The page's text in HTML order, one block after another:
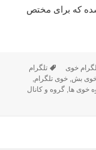
که برای مختص
خوی برچسب‌ها
تلگرام
بش,خوی تلگرام,
خوی ها,گروه و کانال